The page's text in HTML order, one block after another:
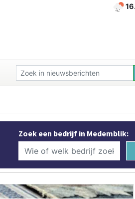
Zoek een bedrijf in Medemblik: